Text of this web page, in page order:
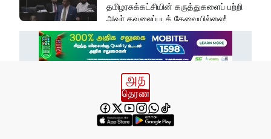
தமிழரசுக்கட்சியின் கருத்துகளைப் பற்றி
அவர் கவலைப்படத் தேவையில்லை!
இது அதனுடன் சம்பந்தப்பட்ட கேள்விதான்
பல மாணவர்களின் எதிர்காலம்
நாசமாகிறது!